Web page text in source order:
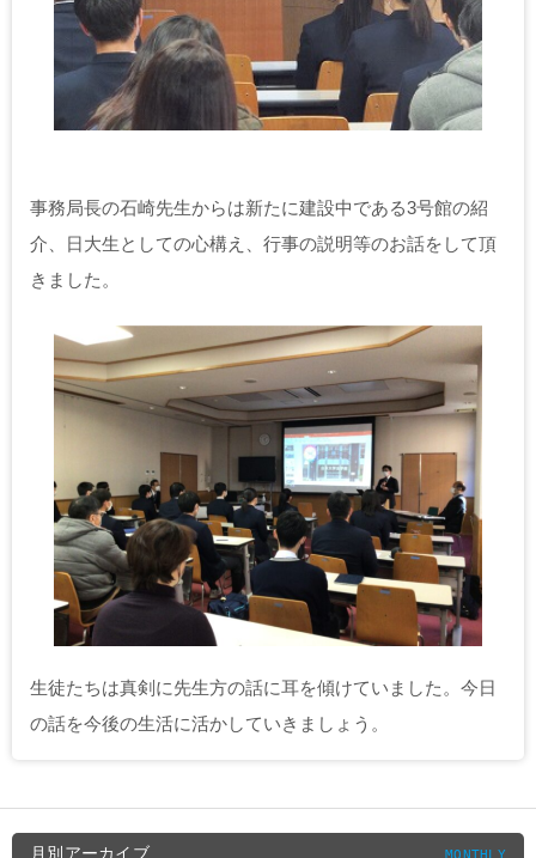
事務局長の石崎先生からは新たに建設中である3号館の紹
介、日大生としての心構え、行事の説明等のお話をして頂
きました。
生徒たちは真剣に先生方の話に耳を傾けていました。今日
の話を今後の生活に活かしていきましょう。
月別アーカイブ